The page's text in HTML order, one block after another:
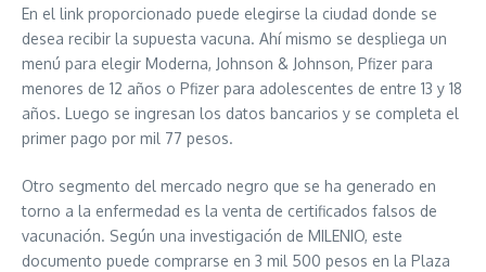
En el link proporcionado puede elegirse la ciudad donde se
desea recibir la supuesta vacuna. Ahí mismo se despliega un
menú para elegir Moderna, Johnson & Johnson, Pfizer para
menores de 12 años o Pfizer para adolescentes de entre 13 y 18
años. Luego se ingresan los datos bancarios y se completa el
primer pago por mil 77 pesos.
Otro segmento del mercado negro que se ha generado en
torno a la enfermedad es la venta de certificados falsos de
vacunación. Según una investigación de MILENIO, este
documento puede comprarse en 3 mil 500 pesos en la Plaza